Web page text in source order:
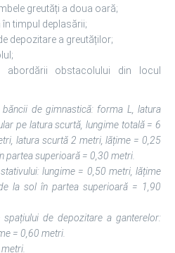
greutăți a doua oară;
timpul deplasării;
depozitare a greutăților;
abordării obstacolului din locul
băncii de gimnastică: forma L, latura
pe latura scurtă, lungime totală = 6
latura scurtă 2 metri, lățime = 0,25
partea superioară = 0,30 metri.
lungime = 0,50 metri, lățime
la sol în partea superioară = 1,90
spațiului de depozitare a ganterelor:
= 0,60 metri.